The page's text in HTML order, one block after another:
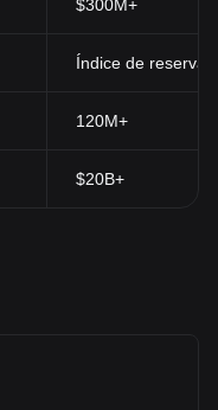
$300M+
Índice de
120M+
$20B+